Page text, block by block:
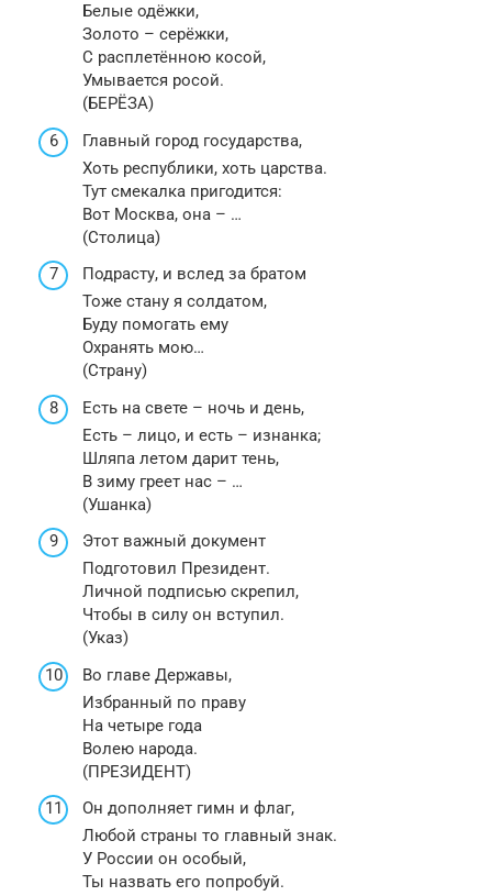
Белые одёжки,
Золото – серёжки,
С расплетённою косой,
Умывается росой.
(БЕРЁЗА)
Главный город государства,
Хоть республики, хоть царства.
Тут смекалка пригодится:
Вот Москва, она – …
(Столица)
Подрасту, и вслед за братом
Тоже стану я солдатом,
Буду помогать ему
Охранять мою…
(Страну)
Есть на свете – ночь и день,
Есть – лицо, и есть – изнанка;
Шляпа летом дарит тень,
В зиму греет нас – …
(Ушанка)
Этот важный документ
Подготовил Президент.
Личной подписью скрепил,
Чтобы в силу он вступил.
(Указ)
Во главе Державы,
Избранный по праву
На четыре года
Волею народа.
(ПРЕЗИДЕНТ)
Он дополняет гимн и флаг,
Любой страны то главный знак.
У России он особый,
Ты назвать его попробуй.